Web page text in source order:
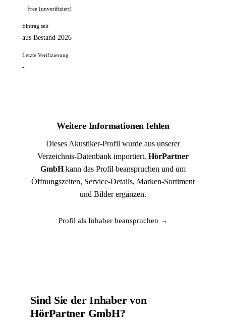
Free (unverifiziert)
Eintrag seit
aus Bestand 2026
Letzte Verifizierung
-
Weitere Informationen fehlen
Dieses Akustiker-Profil wurde aus unserer
Verzeichnis-Datenbank importiert. HörPartner
GmbHkann das Profil beanspruchen und um
Öffnungszeiten, Service-Details, Marken-Sortiment
und Bilder ergänzen.
Profil als Inhaber beanspruchen →
Sind Sie der Inhaber von
HörPartner GmbH?